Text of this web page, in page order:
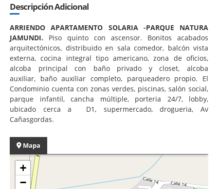
Descripción Adicional
ARRIENDO APARTAMENTO SOLARIA -PARQUE NATURA
JAMUNDI. Piso quinto con ascensor. Bonitos acabados
arquitectónicos, distribuido en sala comedor, balcón vista
externa, cocina integral tipo americano, zona de oficios,
alcoba principal con baño privado y closet, alcoba
auxiliar, baño auxiliar completo, parqueadero propio. El
Condominio cuenta con zonas verdes, piscinas, salón social,
parque infantil, cancha múltiple, porteria 24/7, lobby,
ubicado cerca a D1, supermercado, drogueria, Av
Cañasgordas.
Mapa
+
−